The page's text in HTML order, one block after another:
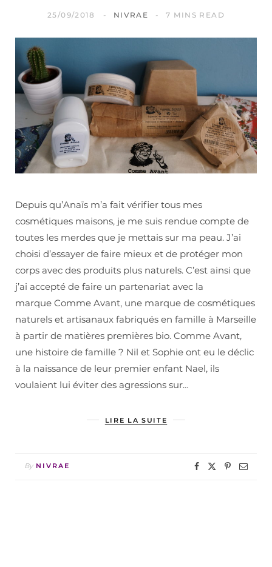
25/09/2018 NIVRAE 7 MINS READ
Depuis qu’Anaïs m’a fait vérifier tous mes
cosmétiques maisons, je me suis rendue compte de
toutes les merdes que je mettais sur ma peau. J’ai
choisi d’essayer de faire mieux et de protéger mon
corps avec des produits plus naturels. C’est ainsi que
j’ai accepté de faire un partenariat avec la
marque Comme Avant, une marque de cosmétiques
naturels et artisanaux fabriqués en famille à Marseille
à partir de matières premières bio. Comme Avant,
une histoire de famille ? Nil et Sophie ont eu le déclic
à la naissance de leur premier enfant Nael, ils
voulaient lui éviter des agressions sur…
LIRE LA SUITE
By NIVRAE